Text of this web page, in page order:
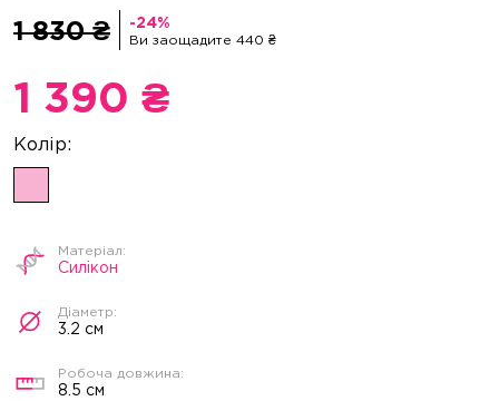
1 830 ₴ Ви заощадите 440 ₴
1 390 ₴
Силікон
3.2 см
8.5 см